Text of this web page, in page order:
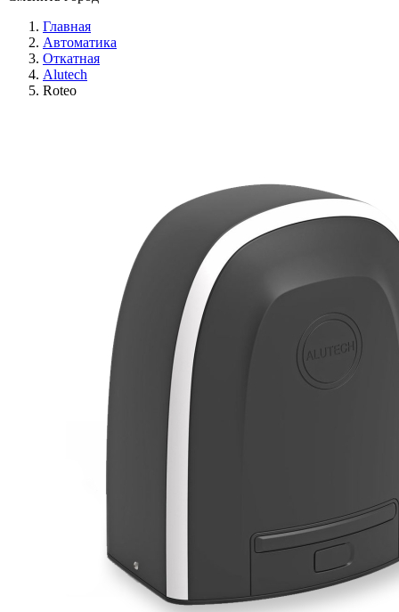
Главная
Автоматика
Откатная
Alutech
Roteo